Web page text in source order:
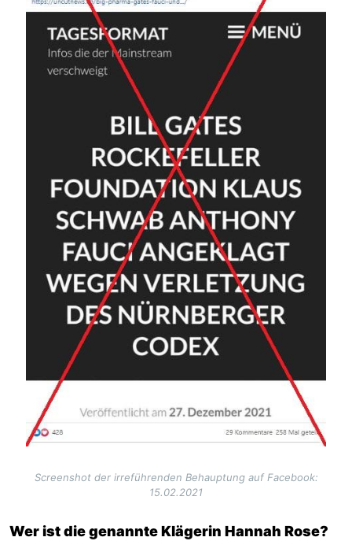
Screenshot der irreführenden Behauptung auf Facebook:
15.02.2021
Wer ist die genannte Klägerin Hannah Rose?